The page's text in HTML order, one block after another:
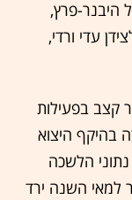
היבנר-פרץ,
עדי ורדי,
קצב בפעילות
בהיקף היצוא
הלשכה
למאי השנה ירד